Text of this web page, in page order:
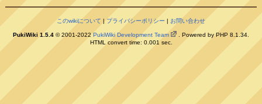
このwikiについて |プライバシーポリシー | お問い合わせ
PukiWiki 1.5.4 © 2001-2022PukiWiki Development Team
. Powered by PHP 8.1.34.
HTML convert time: 0.001 sec.